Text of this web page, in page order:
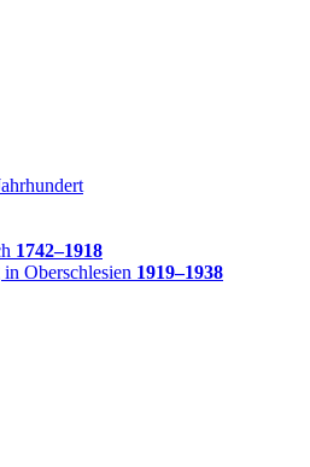
1742–1918
Oberschlesien 1919–1938